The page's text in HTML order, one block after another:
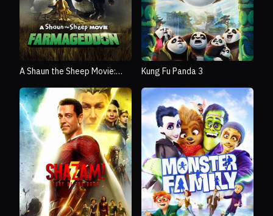
A Shaun the Sheep Movie:
Kung Fu Panda 3